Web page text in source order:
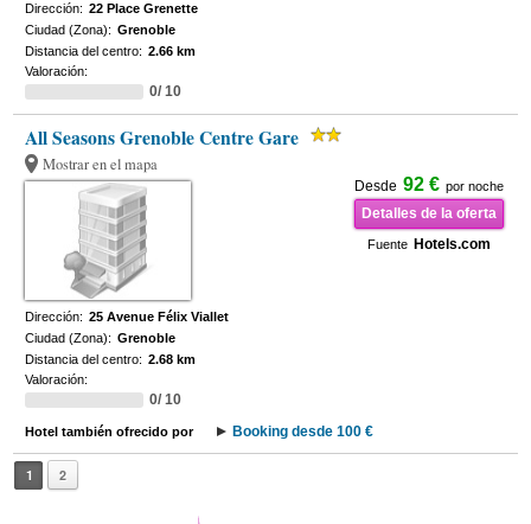
Dirección: 22 Place Grenette
Ciudad (Zona): Grenoble
Distancia del centro: 2.66 km
Valoración:
0/ 10
All Seasons Grenoble Centre Gare
Mostrar en el mapa
Desde 92 € por noche
Detalles de la oferta
Fuente Hotels.com
Dirección: 25 Avenue Félix Viallet
Ciudad (Zona): Grenoble
Distancia del centro: 2.68 km
Valoración:
0/ 10
Hotel también ofrecido por Booking desde 100 €
1 2